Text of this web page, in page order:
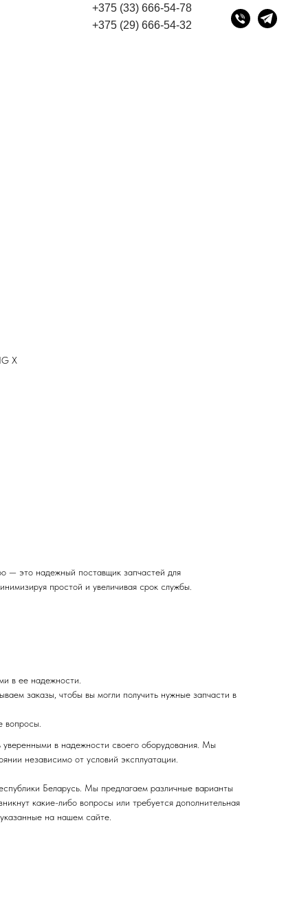
+375 (29) 666-54-32
+375 (33) 666-54-78
220075, г. Минск, переулок Промышленный 16,
X
— это надежный поставщик запчастей для
простой и увеличивая срок службы.
в ее надежности.
заказы, чтобы вы могли получить нужные запчасти в
вопросы.
в надежности своего оборудования. Мы
независимо от условий эксплуатации.
Беларусь. Мы предлагаем различные варианты
какие-либо вопросы или требуется дополнительная
на нашем сайте.